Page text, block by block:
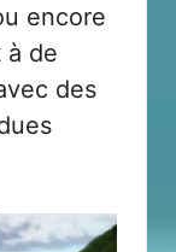
encore
à de
des